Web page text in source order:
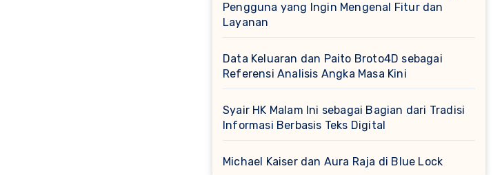
Pengguna yang Ingin Mengenal Fitur dan
Layanan
Data Keluaran dan Paito Broto4D sebagai
Referensi Analisis Angka Masa Kini
Syair HK Malam Ini sebagai Bagian dari Tradisi
Informasi Berbasis Teks Digital
Michael Kaiser dan Aura Raja di Blue Lock